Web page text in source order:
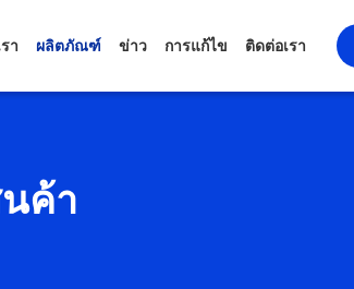
า ผลิตภัณฑ์ ข่าว การแก้ไข ติดต่อเรา
ค้า